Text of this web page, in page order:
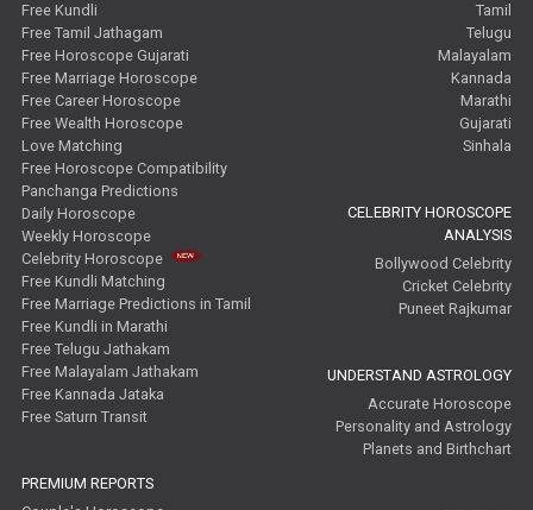
Free Kundli
Free Tamil Jathagam
Free Horoscope Gujarati
Free Marriage Horoscope
Free Career Horoscope
Free Wealth Horoscope
Love Matching
Free Horoscope Compatibility
Panchanga Predictions
Daily Horoscope
Weekly Horoscope
Celebrity Horoscope
Free Kundli Matching
Free Marriage Predictions in Tamil
Free Kundli in Marathi
Free Telugu Jathakam
Free Malayalam Jathakam
Free Kannada Jataka
Free Saturn Transit
PREMIUM REPORTS
Tamil
Telugu
Malayalam
Kannada
Marathi
Gujarati
Sinhala
CELEBRITY HOROSCOPE
ANALYSIS
Bollywood Celebrity
Cricket Celebrity
Puneet Rajkumar
UNDERSTAND ASTROLOGY
Accurate Horoscope
Personality and Astrology
Planets and Birthchart